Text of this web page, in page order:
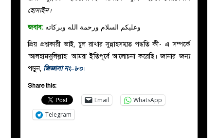
পাতা
মজলিস
প্রশ্ন
করুন
হোসাইন।
জবাব: وعليكم السلام ورحمة الله وبركاته
প্রিয় প্রশ্নকারী ভাই, চুল রাখার সুন্নাহসম্মত পদ্ধতি কী- এ সম্পর্কে
‘আলহামদুলিল্লাহ’ আমরা ইতিপূর্বে আলোচনা করেছি। জানার জন্য
পড়ুন, জিজ্ঞাসা নং–৮০।
Share this:
Email
WhatsApp
Telegram